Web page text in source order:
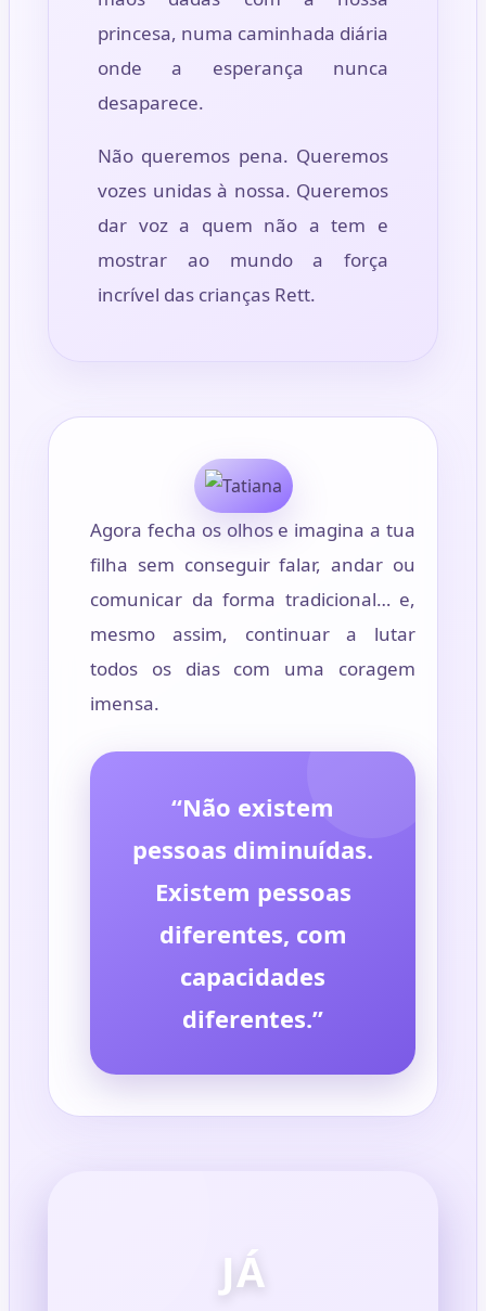
princesa, numa caminhada diária
onde a esperança nunca
desaparece.
Não queremos pena. Queremos
vozes unidas à nossa. Queremos
dar voz a quem não a tem e
mostrar ao mundo a força
incrível das crianças Rett.
Agora fecha os olhos e imagina a tua
filha sem conseguir falar, andar ou
comunicar da forma tradicional… e,
mesmo assim, continuar a lutar
todos os dias com uma coragem
imensa.
“Não existem
pessoas diminuídas.
Existem pessoas
diferentes, com
capacidades
diferentes.”
JÁ